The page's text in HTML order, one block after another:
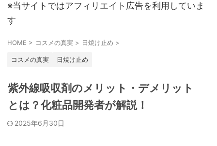
※当サイトではアフィリエイト広告を利用していま
す
HOME > コスメの真実 > 日焼け止め >
コスメの真実 日焼け止め
紫外線吸収剤のメリット・デメリット
とは？化粧品開発者が解説！
2025年6月30日